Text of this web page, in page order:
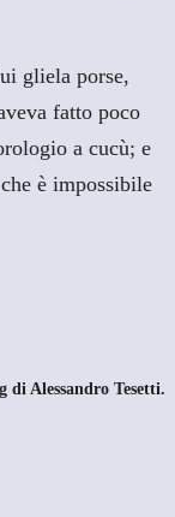
gliela porse,
fatto poco
a cucù; e
è impossibile
di Alessandro Tesetti.